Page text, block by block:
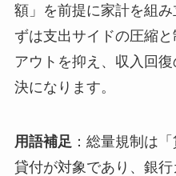
額」を前提に家計を組
ずは支出サイドの圧縮
アウトを抑え、収入回
決になります。
用語補足 ：総量規制は
貸付が対象であり、銀